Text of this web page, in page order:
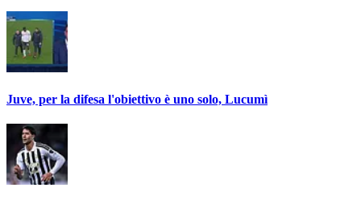
Juve, per la difesa l'obiettivo è uno solo, Lucumì